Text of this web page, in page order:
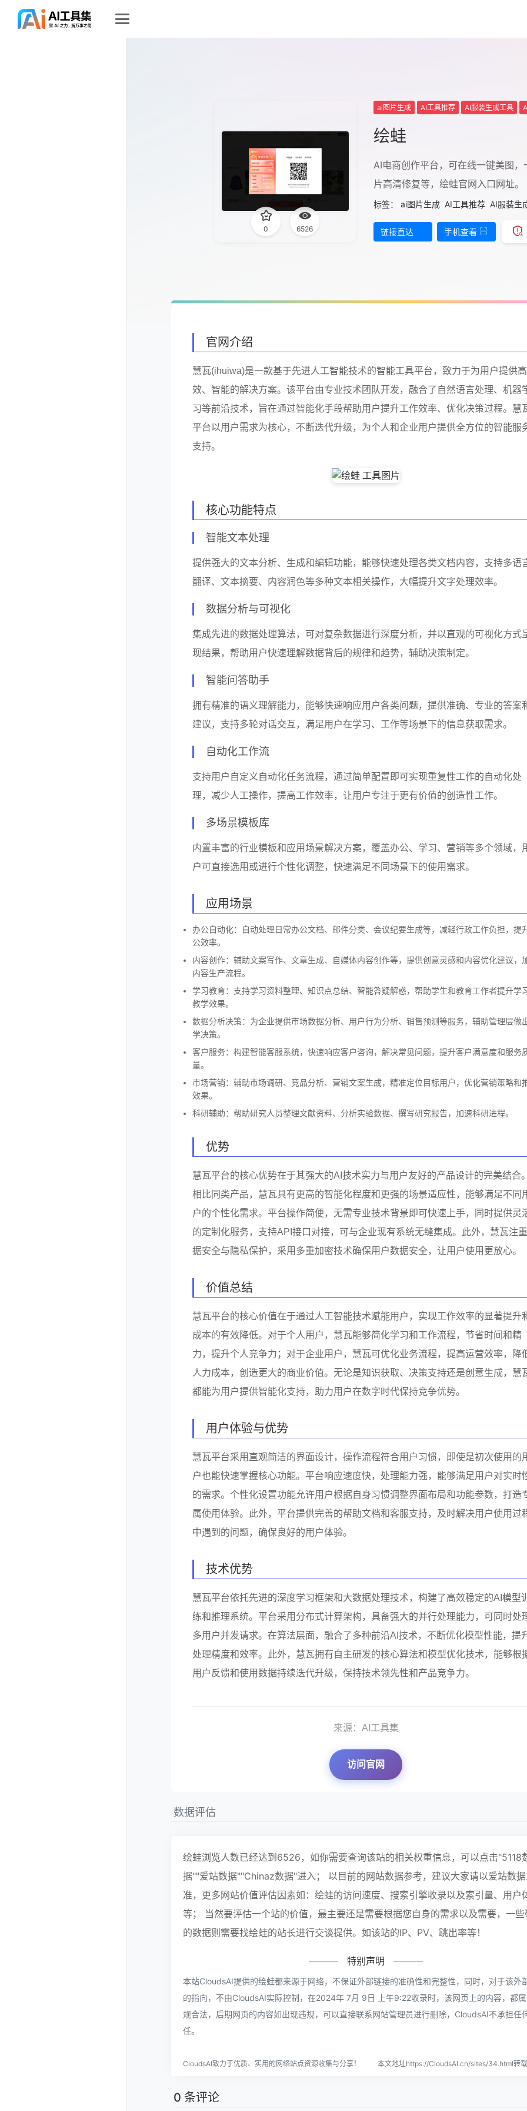
0 6526
ai图片生成 AI工具推荐 AI服装生成工具
绘蛙
AI电商创作平台，可在线一键美图
片高清修复等，绘蛙官网入口网址。
标签：ai图片生成 AI工具推荐 AI服装生
链接直达 手机查看
官网介绍
慧瓦(ihuiwa)是一款基于先进人工智能技术的智能工具平台，致力于为用户提供高
效、智能的解决方案。该平台由专业技术团队开发，融合了自然语言处理、机器
习等前沿技术，旨在通过智能化手段帮助用户提升工作效率、优化决策过程。慧
平台以用户需求为核心，不断迭代升级，为个人和企业用户提供全方位的智能服
支持。
核心功能特点
智能文本处理
提供强大的文本分析、生成和编辑功能，能够快速处理各类文档内容，支持多语
翻译、文本摘要、内容润色等多种文本相关操作，大幅提升文字处理效率。
数据分析与可视化
集成先进的数据处理算法，可对复杂数据进行深度分析，并以直观的可视化方式
现结果，帮助用户快速理解数据背后的规律和趋势，辅助决策制定。
智能问答助手
拥有精准的语义理解能力，能够快速响应用户各类问题，提供准确、专业的答案
建议，支持多轮对话交互，满足用户在学习、工作等场景下的信息获取需求。
自动化工作流
支持用户自定义自动化任务流程，通过简单配置即可实现重复性工作的自动化处
理，减少人工操作，提高工作效率，让用户专注于更有价值的创造性工作。
多场景模板库
内置丰富的行业模板和应用场景解决方案，覆盖办公、学习、营销等多个领域，
户可直接选用或进行个性化调整，快速满足不同场景下的使用需求。
应用场景
办公自动化：自动处理日常办公文档、邮件分类、会议纪要生成等，减轻行政工作负担，提
公效率。
内容创作：辅助文案写作、文章生成、自媒体内容创作等，提供创意灵感和内容优化建议，
内容生产流程。
学习教育：支持学习资料整理、知识点总结、智能答疑解惑，帮助学生和教育工作者提升学
教学效果。
数据分析决策：为企业提供市场数据分析、用户行为分析、销售预测等服务，辅助管理层做
学决策。
客户服务：构建智能客服系统，快速响应客户咨询，解决常见问题，提升客户满意度和服务
量。
市场营销：辅助市场调研、竞品分析、营销文案生成，精准定位目标用户，优化营销策略和
效果。
科研辅助：帮助研究人员整理文献资料、分析实验数据、撰写研究报告，加速科研进程。
优势
慧瓦平台的核心优势在于其强大的AI技术实力与用户友好的产品设计的完美结合。
相比同类产品，慧瓦具有更高的智能化程度和更强的场景适应性，能够满足不同
户的个性化需求。平台操作简便，无需专业技术背景即可快速上手，同时提供灵
的定制化服务，支持API接口对接，可与企业现有系统无缝集成。此外，慧瓦注
据安全与隐私保护，采用多重加密技术确保用户数据安全，让用户使用更放心。
价值总结
慧瓦平台的核心价值在于通过人工智能技术赋能用户，实现工作效率的显著提升
成本的有效降低。对于个人用户，慧瓦能够简化学习和工作流程，节省时间和精
力，提升个人竞争力；对于企业用户，慧瓦可优化业务流程，提高运营效率，降
人力成本，创造更大的商业价值。无论是知识获取、决策支持还是创意生成，慧
都能为用户提供智能化支持，助力用户在数字时代保持竞争优势。
用户体验与优势
慧瓦平台采用直观简洁的界面设计，操作流程符合用户习惯，即使是初次使用的
户也能快速掌握核心功能。平台响应速度快，处理能力强，能够满足用户对实时
的需求。个性化设置功能允许用户根据自身习惯调整界面布局和功能参数，打造
属使用体验。此外，平台提供完善的帮助文档和客服支持，及时解决用户使用过
中遇到的问题，确保良好的用户体验。
技术优势
慧瓦平台依托先进的深度学习框架和大数据处理技术，构建了高效稳定的AI模型训
练和推理系统。平台采用分布式计算架构，具备强大的并行处理能力，可同时处
多用户并发请求。在算法层面，融合了多种前沿AI技术，不断优化模型性能，提
处理精度和效率。此外，慧瓦拥有自主研发的核心算法和模型优化技术，能够根
用户反馈和使用数据持续迭代升级，保持技术领先性和产品竞争力。
来源：AI工具集
访问官网
数据评估
绘蛙浏览人数已经达到6526，如你需要查询该站的相关权重信息，可以点击"5118
据""爱站数据""Chinaz数据"进入； 以目前的网站数据参考，建议大家请以爱站数
准，更多网站价值评估因素如：绘蛙的访问速度、搜索引擎收录以及索引量、用户
等； 当然要评估一个站的价值，最主要还是需要根据您自身的需求以及需要，一些
的数据则需要找绘蛙的站长进行交谈提供。如该站的IP、PV、跳出率等！
特别声明
本站CloudsAI提供的绘蛙都来源于网络，不保证外部链接的准确性和完整性，同时，对于该外
的指向，不由CloudsAI实际控制，在2024年 7月 9日 上午9:22收录时，该网页上的内容，都
规合法，后期网页的内容如出现违规，可以直接联系网站管理员进行删除，CloudsAI不承担任
任。
CloudsAI致力于优质、实用的网络站点资源收集与分享！ 本文地址https://CloudsAI.cn/sites/34.html转
0 条评论